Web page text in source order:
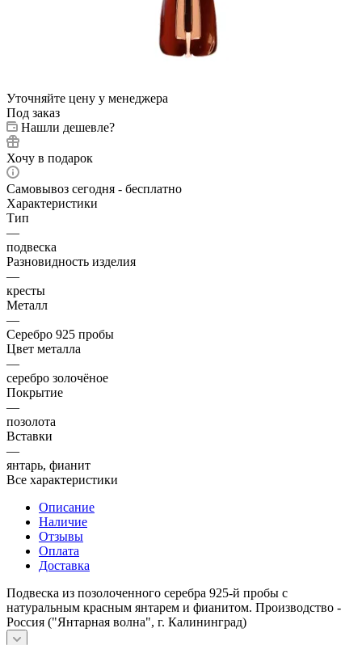
Уточняйте цену у менеджера
Под заказ
Нашли дешевле?
Хочу в подарок
Самовывоз сегодня - бесплатно
Характеристики
Тип
—
подвеска
Разновидность изделия
—
кресты
Металл
—
Серебро 925 пробы
Цвет металла
—
серебро золочёное
Покрытие
—
позолота
Вставки
—
янтарь, фианит
Все характеристики
Описание
Наличие
Отзывы
Оплата
Доставка
Подвеска из позолоченного серебра 925-й пробы с
натуральным красным янтарем и фианитом. Производство -
Россия ("Янтарная волна", г. Калининград)